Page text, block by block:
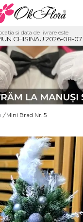
si data de livrare este
2026-08-07
/ Mini Brad Nr. 5